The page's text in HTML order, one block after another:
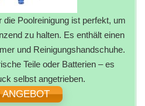
Poolreinigung ist perfekt, um
zu halten. Es enthält einen
und Reinigungshandschuhe.
Teile oder Batterien – es
selbst angetrieben.
ANGEBOT